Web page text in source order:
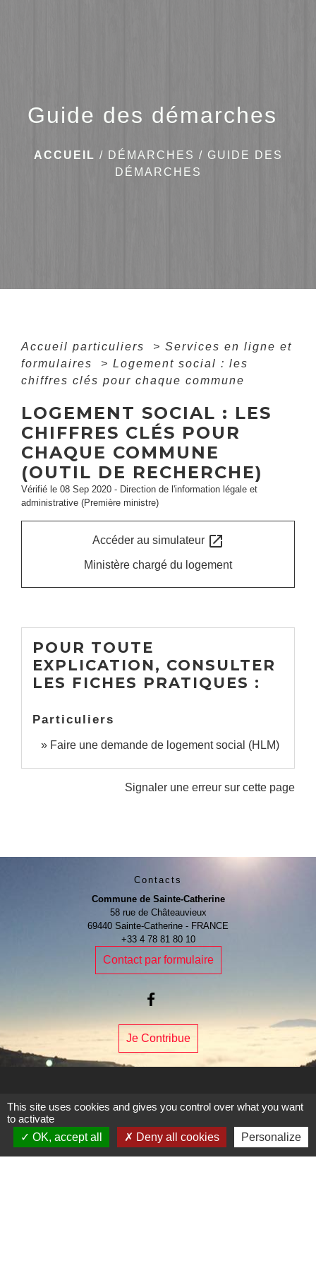
Guide des démarches
ACCUEIL / DÉMARCHES / GUIDE DES
DÉMARCHES
Accueil particuliers > Services en ligne et
formulaires
> Logement social : les
chiffres clés pour chaque commune
LOGEMENT SOCIAL : LES
CHIFFRES CLÉS POUR
CHAQUE COMMUNE
(OUTIL DE RECHERCHE)
Vérifié le 08 Sep 2020 - Direction de l'information légale et
administrative (Première ministre)
Accéder au simulateur open_in_new
Ministère chargé du logement
POUR TOUTE
EXPLICATION, CONSULTER
LES FICHES PRATIQUES :
Particuliers
Faire une demande de logement social (HLM)
Signaler une erreur sur cette page
Contacts
Commune de Sainte-Catherine
58 rue de Châteauvieux
69440 Sainte-Catherine - FRANCE
+33 4 78 81 80 10
Contact par formulaire
Je Contribue
Liens
Page Facebook de la commune
This site uses cookies and gives you control over what you want
to activate
OK, accept all
Deny all cookies Personalize